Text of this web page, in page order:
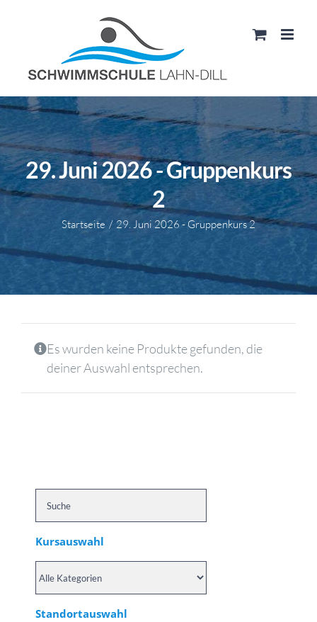
29. Juni 2026 - Gruppenkurs
2
Startseite 29. Juni 2026 - Gruppenkurs 2
Es wurden keine Produkte gefunden, die
deiner Auswahl entsprechen.
Kursauswahl
Standortauswahl